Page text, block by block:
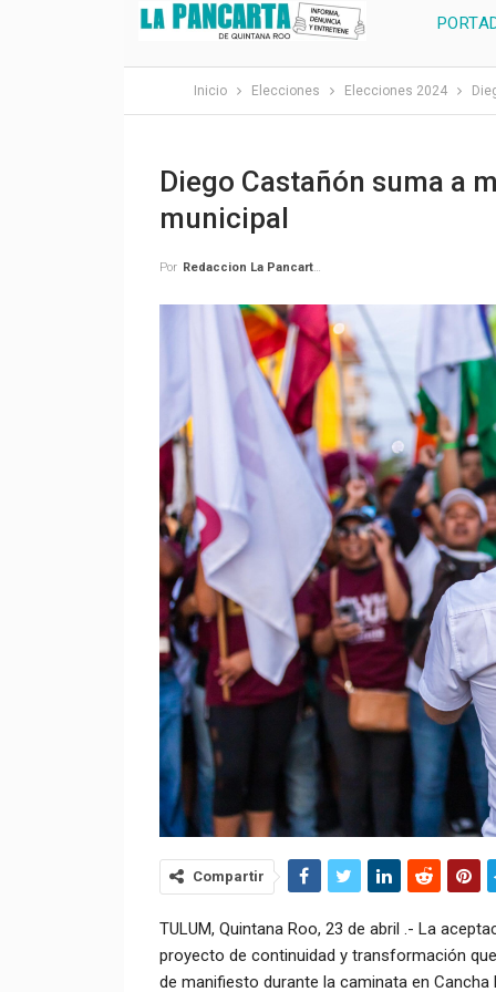
Inicio Elecciones Elecciones 2024
Diego Castañón suma a
municipal
Por Redaccion La Pancarta De Quintana Roo
Compartir
TULUM, Quintana Roo, 23 de abril .- La
proyecto de continuidad y transformación
de manifiesto durante la caminata en